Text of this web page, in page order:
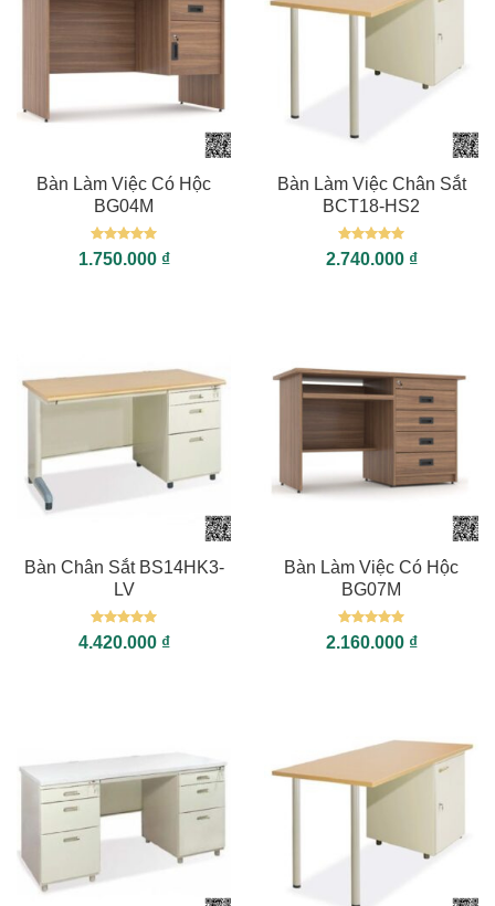
Bàn Làm Việc Có Hộc
BG04M
Được xếp
hạng55
1.750.000 ₫
Bàn Làm Việc Chân Sắt
BCT18-HS2
Được xếp
hạng55
2.740.000 ₫
Bàn Chân Sắt BS14HK3-
LV
Được xếp
hạng55
4.420.000 ₫
Bàn Làm Việc Có Hộc
BG07M
Được xếp
hạng55
2.160.000 ₫